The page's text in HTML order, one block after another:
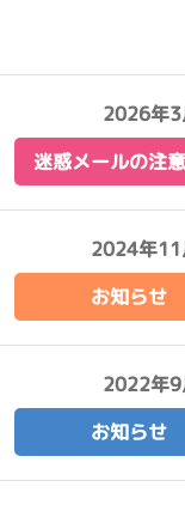
2026年
迷惑メールの注
2024年
お知らせ
2022年
お知らせ